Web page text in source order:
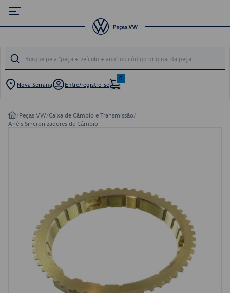
Nova Serrana Entre/registre-se
0
/Peças VW/Caixa de Câmbio e Transmissão/
Anéis Sincronizadores de Câmbio